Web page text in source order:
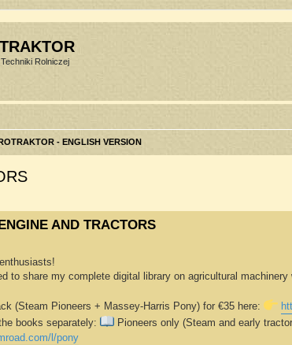
Rolniczej
- ENGLISH VERSION
AND TRACTORS
to share my complete digital library on agricultural
(Steam Pioneers + Massey-Harris Pony) for €35 here:
books separately:
Pioneers only (Steam and early
l/pony